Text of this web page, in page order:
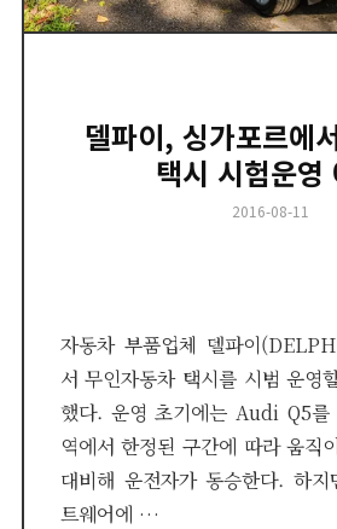
델파이, 싱가포르에
택시 시험운영
Posted
2016-08-11
자동차 부품업체 델파이
서 무인자동차 택시를 시범 운영
했다. 운영 초기에는 Audi Q5를
역에서 한정된 구간에 따라 움직
대비해 운전자가 동승한다. 하
트웨어에 …